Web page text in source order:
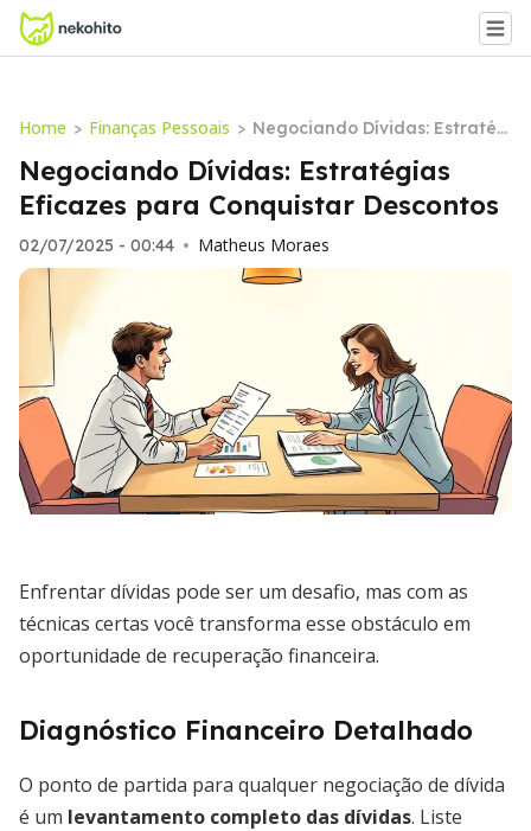
Home > Finanças Pessoais > Negociando Dívidas: Estratég
ias Eficazes para Conquistar
Descontos
Negociando Dívidas: Estratégias
Eficazes para Conquistar Descontos
02/07/2025 - 00:44 • Matheus Moraes
Enfrentar dívidas pode ser um desafio, mas com as
técnicas certas você transforma esse obstáculo em
oportunidade de recuperação financeira.
Diagnóstico Financeiro Detalhado
O ponto de partida para qualquer negociação de dívida
é um levantamento completo das dívidas. Liste